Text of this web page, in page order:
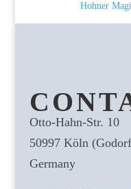
Hohner
Otto-Hahn-Str. 10
50997 Köln
Germany